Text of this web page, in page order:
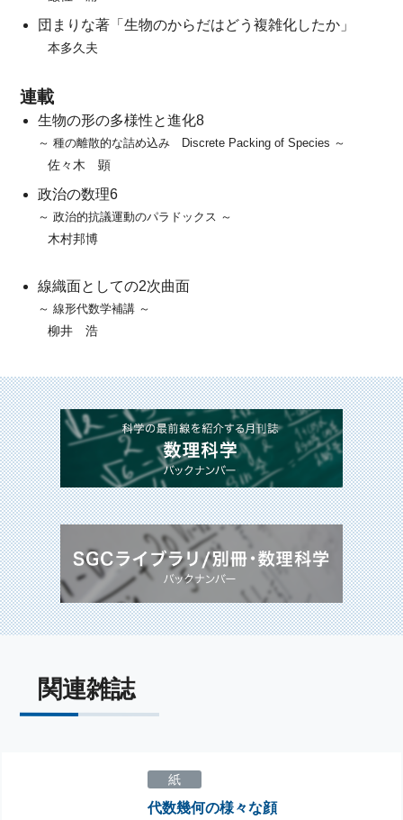
団まりな著「生物のからだはどう複雑化したか」
本多久夫
連載
生物の形の多様性と進化8
～ 種の離散的な詰め込み Discrete Packing of Species ～
佐々木 顕
政治の数理6
～ 政治的抗議運動のパラドックス ～
木村邦博
線織面としての2次曲面
～ 線形代数学補講 ～
柳井 浩
関連雑誌
紙
代数幾何の様々な顔